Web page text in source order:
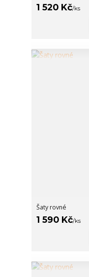
1 520 Kč/ks
Šaty rovné
1 590 Kč/ks